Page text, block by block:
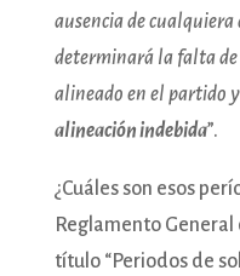
ausencia de
determinará la falta
alineado en el partido
alineación indebida”.
¿Cuáles son esos
Reglamento General
título “Periodos de